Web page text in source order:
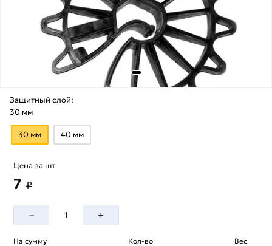
Защитный слой:
30 мм
30 мм 40 мм
Цена за шт
7 ₽
– +
На сумму
Кол-во
Вес